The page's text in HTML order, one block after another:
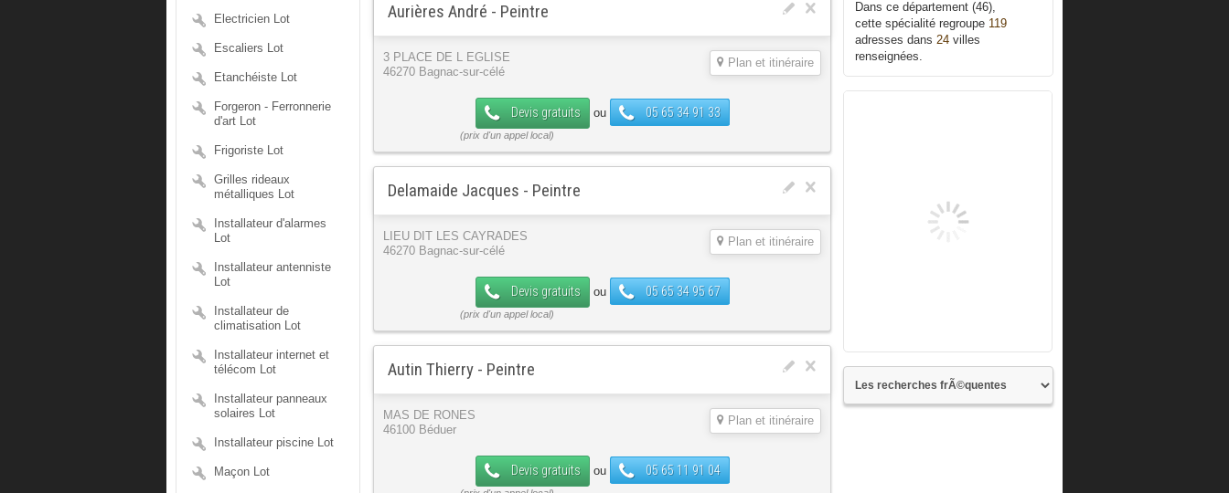
Electricien Lot
Escaliers Lot
Etanchéiste Lot
Forgeron - Ferronnerie
d'art Lot
Frigoriste Lot
Grilles rideaux
métalliques Lot
Installateur d'alarmes
Lot
Installateur antenniste
Lot
Installateur de
climatisation Lot
Installateur internet et
télécom Lot
Installateur panneaux
solaires Lot
Installateur piscine Lot
Maçon Lot
Aurières André - Peintre
Plan et itinéraire
3 PLACE DE L EGLISE
46270 Bagnac-sur-célé
Devis gratuits ou 05 65 34 91 33
Delamaide Jacques - Peintre
Plan et itinéraire
LIEU DIT LES CAYRADES
46270 Bagnac-sur-célé
Devis gratuits ou 05 65 34 95 67
Autin Thierry - Peintre
Plan et itinéraire
MAS DE RONES
46100 Béduer
Devis gratuits ou 05 65 11 91 04
Dans ce département (46),
cette spécialité regroupe 119
adresses dans 24villes
renseignées.